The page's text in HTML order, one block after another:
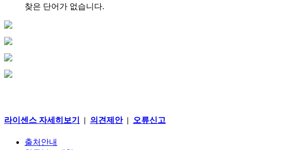
찾은 단어가 없습니다.
라이센스 자세히보기 | 의견제안| 오류신고
출처안내